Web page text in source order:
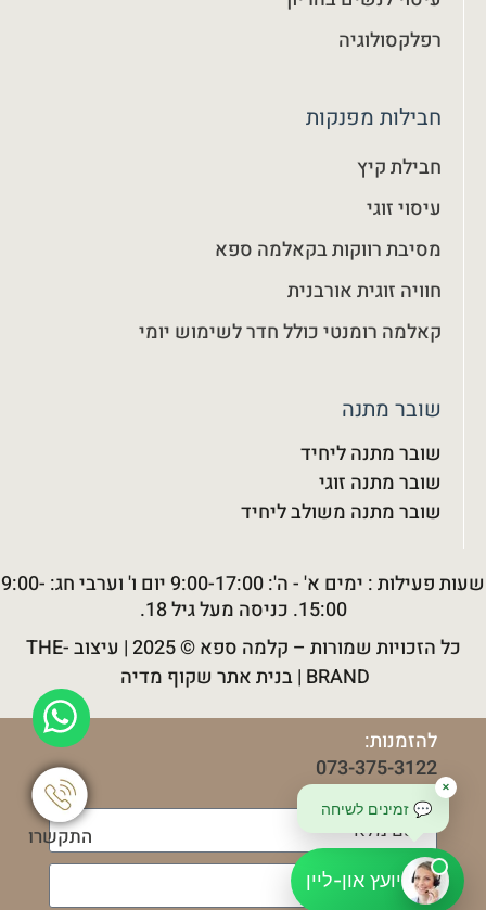
רפלקסולוגיה
חבילות מפנקות
חבילת קיץ
עיסוי זוגי
מסיבת רווקות בקאלמה ספא
חוויה זוגית אורבנית
קאלמה רומנטי כולל חדר לשימוש יומי
שובר מתנה
שובר מתנה ליחיד
שובר מתנה זוגי
שובר מתנה משולב ליחיד
שעות פעילות : ימים א' - ה': 9:00-17:00 יום ו' וערבי חג: 9:00-
15:00. כניסה מעל גיל 18.
כל הזכויות שמורות – קלמה ספא© 2025 |
עיצוב THE-
BRAND
|בנית אתר שקוף מדיה
התקשרו
להזמנות:
073-375-3122
או שילחו:
יועץ און-ליין
💬 זמינים לשיחה
✕